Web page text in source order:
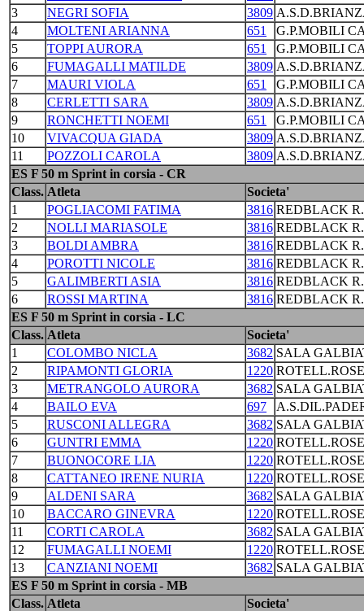
3
NEGRI SOFIA 3809
4
MOLTENI ARIANNA 651
G.P.MOBILI
5
TOPPI AURORA 651
G.P.MOBILI
6
FUMAGALLI MATILDE 3809
7
MAURI VIOLA 651
G.P.MOBILI
8
CERLETTI SARA 3809
9
RONCHETTI NOEMI 651
G.P.MOBILI
10
VIVACQUA GIADA 3809
11
POZZOLI CAROLA 3809
ES F 50 m Sprint in corsia - CR
Class. Atleta
Societa'
1
POGLIACOMI FATIMA 3816 REDBLACK
2
NOLLI MARIASOLE 3816 REDBLACK
3
BOLDI AMBRA 3816 REDBLACK
4
POROTTI NICOLE 3816 REDBLACK
5
GALIMBERTI ASIA 3816 REDBLACK
6
ROSSI MARTINA 3816 REDBLACK
ES F 50 m Sprint in corsia - LC
Class. Atleta
Societa'
1
COLOMBO NICLA 3682 SALA
2
RIPAMONTI GLORIA 1220
3
METRANGOLO AURORA 3682 SALA
4
BAILO EVA 697
5
RUSCONI ALLEGRA 3682 SALA
6
GUNTRI EMMA 1220
7
BUONOCORE LIA 1220
8
CATTANEO IRENE NURIA 1220
9
ALDENI SARA 3682 SALA
10
BACCARO GINEVRA 1220
11
CORTI CAROLA 3682 SALA
12
FUMAGALLI NOEMI 1220
13
CANZIANI NOEMI 3682 SALA
ES F 50 m Sprint in corsia - MB
Class. Atleta
Societa'